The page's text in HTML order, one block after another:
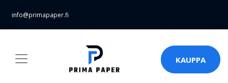
info@primapaper.fi
KAUPPA